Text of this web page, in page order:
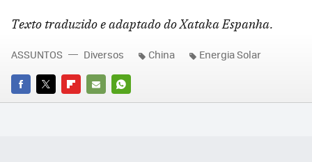
Texto traduzido e adaptado do Xataka Espanha.
FACEBOOK
TWITTERFLIPBOARD
E-
WHATSAPP
ASSUNTOS Diversos China Energia Solar